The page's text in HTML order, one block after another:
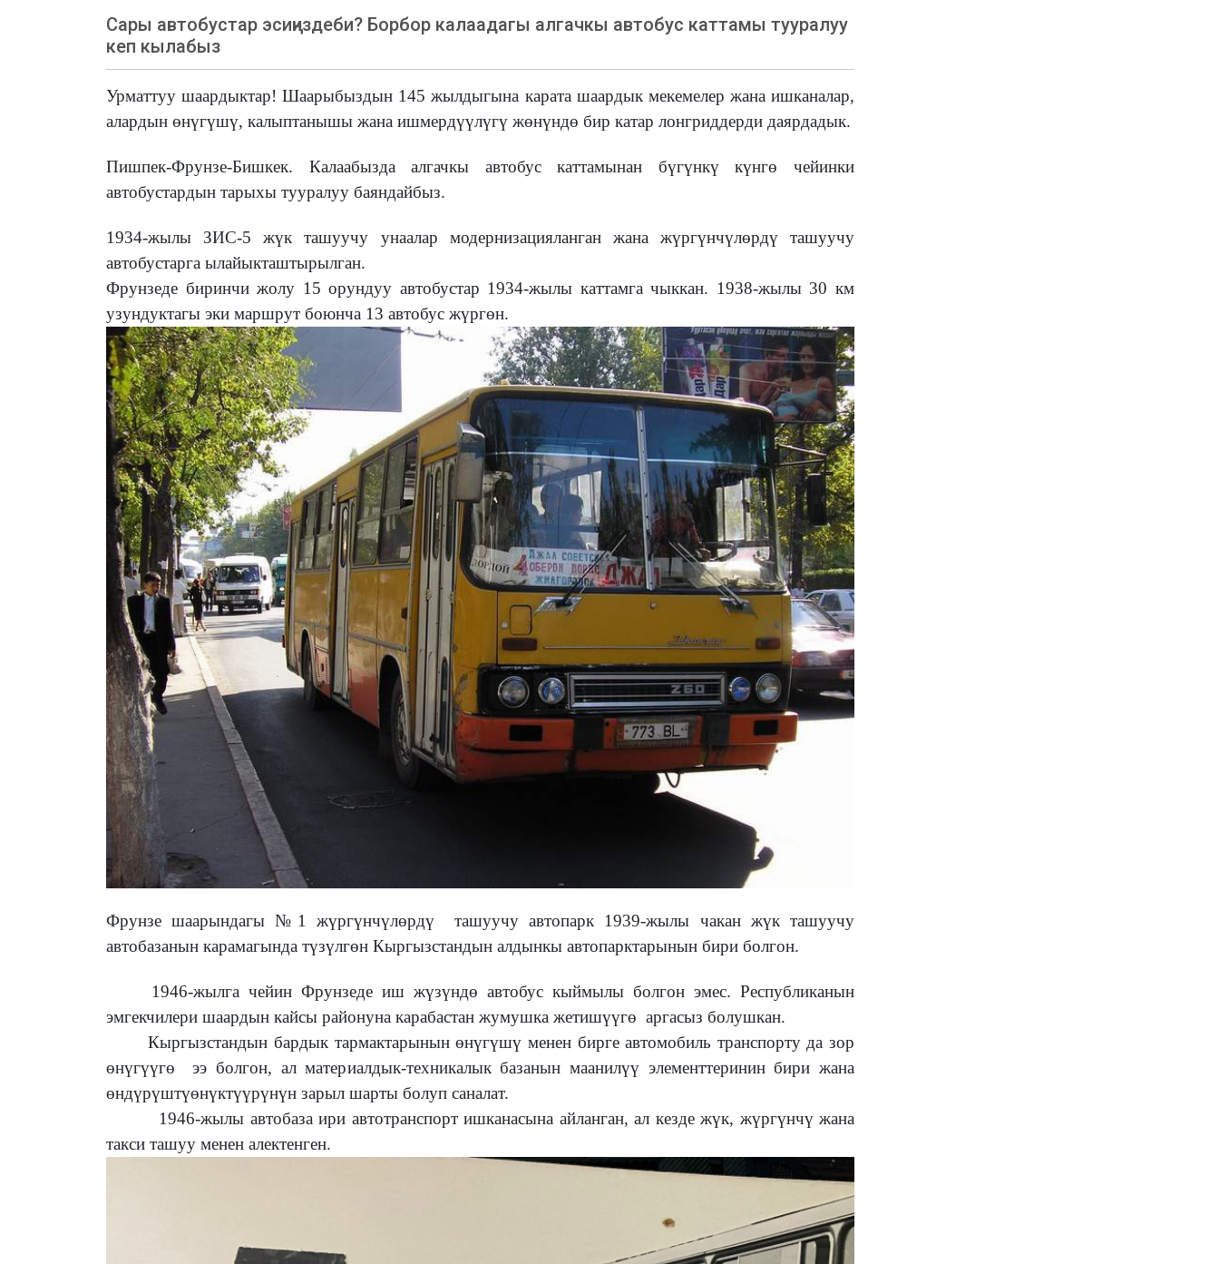
Сары автобустар эсиңиздеби? Борбор калаадагы алгачкы автобус каттамы тууралуу
кеп кылабыз
Урматтуу шаардыктар! Шаарыбыздын 145 жылдыгына карата шаардык мекемелер жана ишканалар,
алардын өнүгүшү, калыптанышы жана ишмердүүлүгү жөнүндө бир катар лонгриддерди даярдадык.
Пишпек-Фрунзе-Бишкек. Калаабызда алгачкы автобус каттамынан бүгүнкү күнгө чейинки
автобустардын тарыхы тууралуу баяндайбыз.
1934-жылы ЗИС-5 жүк ташуучу унаалар модернизацияланган жана жүргүнчүлөрдү ташуучу
автобустарга ылайыкташтырылган.
Фрунзеде биринчи жолу 15 орундуу автобустар 1934-жылы каттамга чыккан. 1938-жылы 30 км
узундуктагы эки маршрут боюнча 13 автобус жүргөн.
Фрунзе шаарындагы№ 1 жүргүнчүлөрдү ташуучу автопарк 1939-жылы чакан жүк ташуучу
автобазанын карамагында түзүлгөн Кыргызстандын алдынкы автопарктарынын бири болгон.
1946-жылга чейин Фрунзеде иш жүзүндө автобус кыймылы болгон эмес. Республиканын
эмгекчилери шаардын кайсы районуна карабастан жумушка жетишүүгө аргасыз болушкан.
Кыргызстандын бардык тармактарынын өнүгүшү менен бирге автомобиль транспорту да зор
өнүгүүгө ээ болгон, ал материалдык-техникалык базанын маанилүү элементтеринин бири жана
өндүрүштүөнүктүүрүнүн зарыл шарты болуп саналат.
1946-жылы автобаза ири автотранспорт ишканасына айланган, ал кездежүк, жүргүнчү жана
такси ташуу менен алектенген.